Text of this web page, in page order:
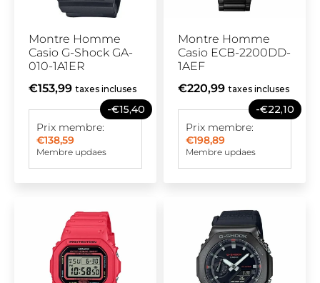
Montre Homme
Casio G-Shock GA-
010-1A1ER
€153,99 taxes incluses
-€15,40
Prix membre:
€138,59
Membre updaes
Montre Homme
Casio ECB-2200DD-
1AEF
€220,99 taxes incluses
-€22,10
Prix membre:
€198,89
Membre updaes